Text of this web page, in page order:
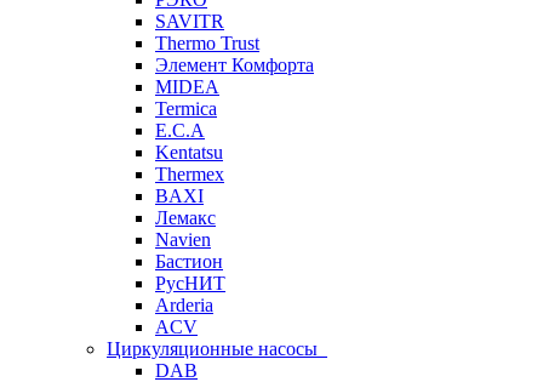
SAVITR
Thermo Trust
Элемент Комфорта
MIDEA
Termica
E.C.A
Kentatsu
Thermex
BAXI
Лемакс
Navien
Бастион
РусНИТ
Arderia
ACV
Циркуляционные насосы
DAB